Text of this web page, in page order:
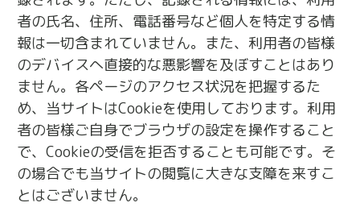
者の氏名、住所、電話番号など個人を特定する情
報は一切含まれていません。また、利用者の皆様
のデバイスへ直接的な悪影響を及ぼすことはあり
ません。各ページのアクセス状況を把握するた
め、当サイトはCookieを使用しております。利用
者の皆様ご自身でブラウザの設定を操作すること
で、Cookieの受信を拒否することも可能です。そ
の場合でも当サイトの閲覧に大きな支障を来すこ
とはございません。